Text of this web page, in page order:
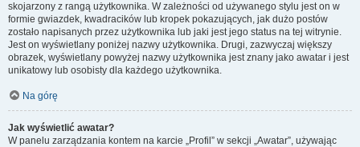
skojarzony z rangą użytkownika. W zależności od używanego stylu jest on w
formie gwiazdek, kwadracików lub kropek pokazujących, jak dużo postów
zostało napisanych przez użytkownika lub jaki jest jego status na tej witrynie.
Jest on wyświetlany poniżej nazwy użytkownika. Drugi, zazwyczaj większy
obrazek, wyświetlany powyżej nazwy użytkownika jest znany jako awatar i jest
unikatowy lub osobisty dla każdego użytkownika.
Na górę
Jak wyświetlić awatar?
W panelu zarządzania kontem na karcie „Profil” w sekcji „Awatar”, używając